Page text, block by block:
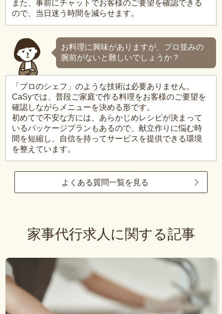
また、事前にチャットでお客様のご要望を確認できる
ので、当日迷う時間を減らせます。
お料理に興味がありますが、プロ並みの
腕前がないと難しいでしょうか？
「プロのシェフ」のような技術は必要ありません。
CaSyでは、普段ご家庭で作る料理をお客様のご要望を
確認しながらメニューを決める形です。
初めてで不安な方には、あらかじめレシピが決まって
いるパッケージプランもあるので、献立作りに悩む時
間を短縮し、自信を持ってサービスを提供できる環境
を整えています。
よくある質問一覧を見る
家事代行求人に関する記事